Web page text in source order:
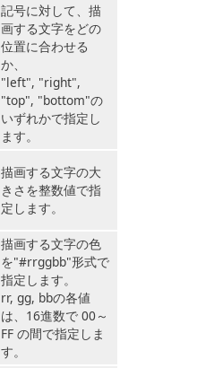
記号に対して、描
画する文字をどの
位置に合わせる
か、
"left", "right",
"top", "bottom"の
いずれかで指定し
ます。
描画する文字の大
きさを整数値で指
定します。
描画する文字の色
を"#rrggbb"形式で
指定します。
rr, gg, bbの各値
は、16進数で 00～
FF の間で指定しま
す。